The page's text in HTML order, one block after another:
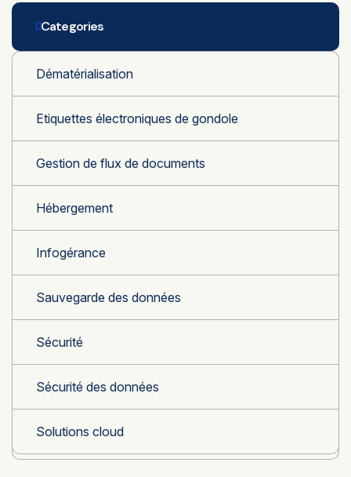
Categories
Dématérialisation
Etiquettes électroniques de gondole
Gestion de flux de documents
Hébergement
Infogérance
Sauvegarde des données
Sécurité
Sécurité des données
Solutions cloud